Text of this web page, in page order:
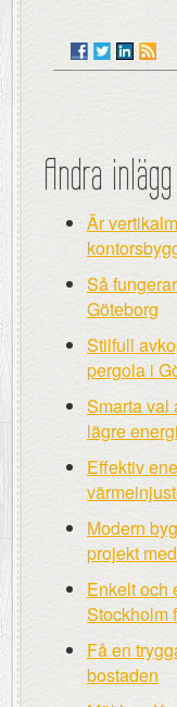
Andra inlägg
Är
Så
Göteborg
Stilfull
pergola i
Smarta val
lägre
Effektiv
Modern
projekt
Enkelt och
Stockholm
Få en
bostaden